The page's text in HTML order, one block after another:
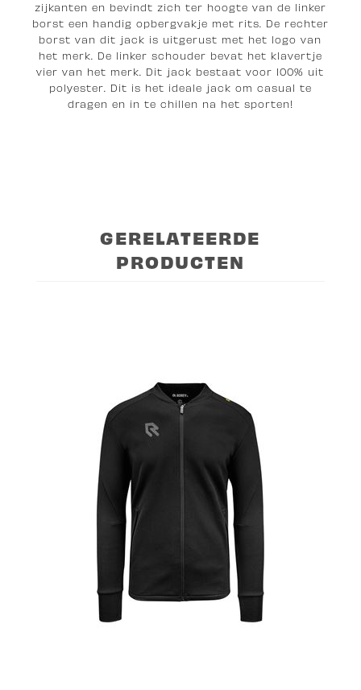
zijkanten en bevindt zich ter hoogte van de linker
borst een handig opbergvakje met rits. De rechter
borst van dit jack is uitgerust met het logo van
het merk. De linker schouder bevat het klavertje
vier van het merk. Dit jack bestaat voor 100% uit
polyester. Dit is het ideale jack om casual te
dragen en in te chillen na het sporten!
GERELATEERDE
PRODUCTEN